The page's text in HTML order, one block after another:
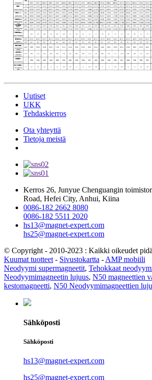
Uutiset
UKK
Tehdaskierros
Ota yhteyttä
Tietoja meistä
Kerros 26, Junyue Chenguangin
Road, Hefei City, Anhui, Kiina
0086-182 2662 8080
0086-182 5511 2020
hs13@magnet-expert.com
hs25@magnet-expert.com
© Copyright - 2010-2023 : Kaikki oikeudet
Kuumat tuotteet - Sivustokartta - AMP mobiili
Neodyymi supermagneetit, Tehokkaat
Neodyymimagneetin lujuus, N50 magneettien
kestomagneetti, N50 Neodyymimagneettien
Sähköposti
Sähköposti
hs13@magnet-expert.com
hs25@magnet-expert.com